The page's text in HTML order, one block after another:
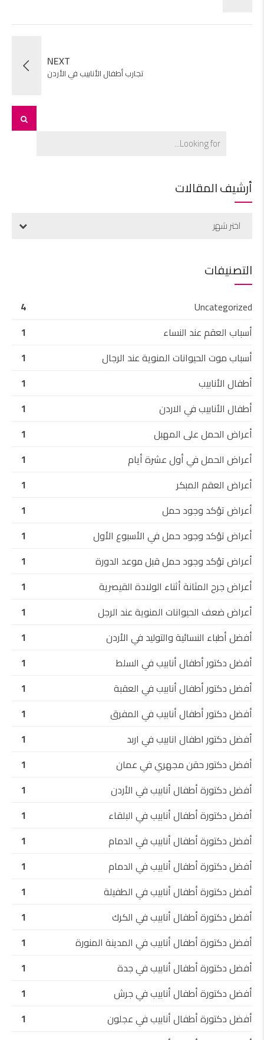
NEXT
تجارب أطفال الأنابيب في الأردن
أرشيف المقالات
اختر شهر
التصنيفات
Uncategorized
4
أسباب العقم عند النساء
1
أسباب موت الحيوانات المنوية عند الرجال
1
أطفال الأنابيب
1
أطفال الأنابيب في الاردن
1
أعراض الحمل على المهبل
1
أعراض الحمل في أول عشرة أيام
1
أعراض العقم المبكر
1
أعراض تؤكد وجود حمل
1
أعراض تؤكد وجود حمل في الأسبوع الأول
1
أعراض تؤكد وجود حمل قبل موعد الدورة
1
أعراض جرح المثانة أثناء الولادة القيصرية
1
أعراض ضعف الحيوانات المنوية عند الرجل
1
أفضل أطباء النسائية والتوليد في الأردن
1
أفضل دكتور أطفال أنابيب في السلط
1
أفضل دكتور أطفال أنابيب في العقبة
1
أفضل دكتور أطفال أنابيب في المفرق
1
أفضل دكتور اطفال انابيب في اربد
1
أفضل دكتور حقن مجهري في عمان
1
أفضل دكتورة أطفال أنابيب في الأردن
1
أفضل دكتورة أطفال أنابيب في البلقاء
1
أفضل دكتورة أطفال أنابيب في الدمام
1
أفضل دكتورة أطفال أنابيب في الدمام
1
أفضل دكتورة أطفال أنابيب في الطفيلة
1
أفضل دكتورة أطفال أنابيب في الكرك
1
أفضل دكتورة أطفال أنابيب في المدينة المنورة
1
أفضل دكتورة أطفال أنابيب في جدة
1
أفضل دكتورة أطفال أنابيب في جرش
1
أفضل دكتورة أطفال أنابيب في عجلون
1